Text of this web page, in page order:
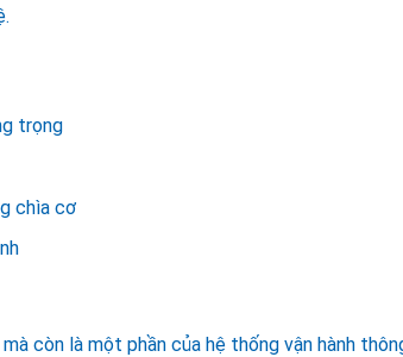
trọng
chìa cơ
còn là một phần của hệ thống vận hành